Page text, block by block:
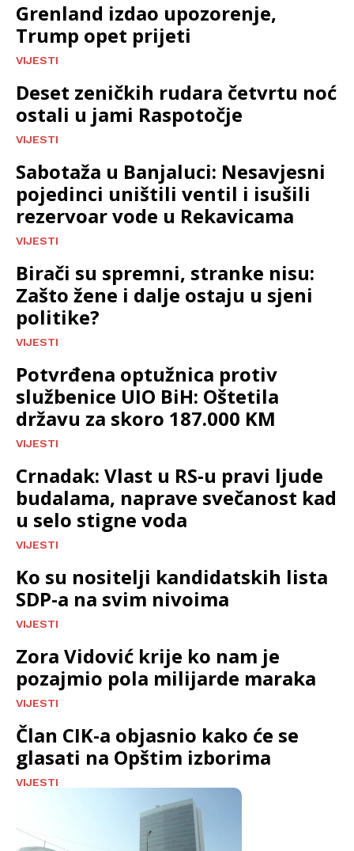
Grenland izdao upozorenje,
Trump opet prijeti
VIJESTI
Deset zeničkih rudara četvrtu noć
ostali u jami Raspotočje
VIJESTI
Sabotaža u Banjaluci: Nesavjesni
pojedinci uništili ventil i isušili
rezervoar vode u Rekavicama
VIJESTI
Birači su spremni, stranke nisu:
Zašto žene i dalje ostaju u sjeni
politike?
VIJESTI
Potvrđena optužnica protiv
službenice UIO BiH: Oštetila
državu za skoro 187.000 KM
VIJESTI
Crnadak: Vlast u RS-u pravi ljude
budalama, naprave svečanost kad
u selo stigne voda
VIJESTI
Ko su nositelji kandidatskih lista
SDP-a na svim nivoima
VIJESTI
Zora Vidović krije ko nam je
pozajmio pola milijarde maraka
VIJESTI
Član CIK-a objasnio kako će se
glasati na Opštim izborima
VIJESTI